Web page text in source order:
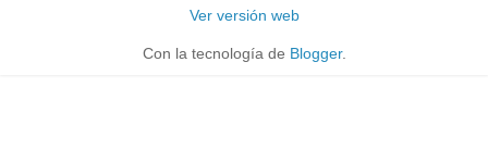
Ver versión web
Con la tecnología de Blogger.